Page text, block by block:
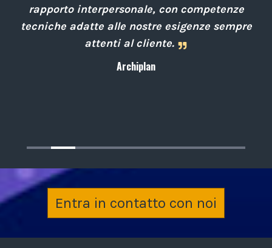
rapporto interpersonale, con competenze
tecniche adatte alle nostre esigenze sempre
attenti al cliente.
Archiplan
Entra in contatto con noi